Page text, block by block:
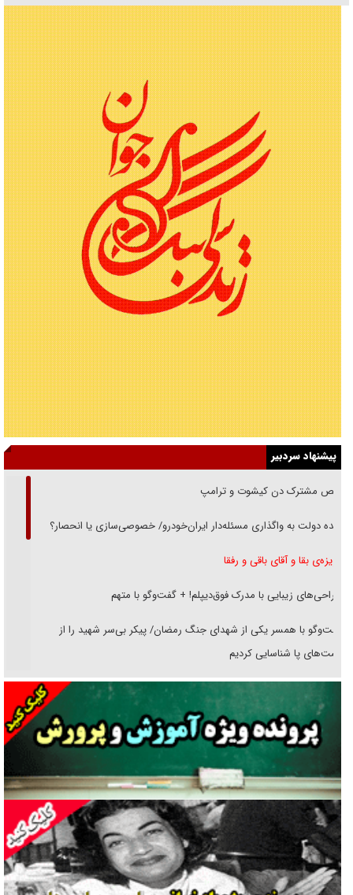
پیشنهاد سردبیر
رقص مشترک دن کیشوت و ترامپ
دنده دولت به واگذاری مسئله‌دار ایران‌خودرو/ خصوصی‌سازی یا انحصار؟
غریزه‌ی بقا و آقای باقی و رفقا
جراحی‌های زیبایی با مدرک فوق‌دیپلم! + گفت‌وگو با متهم
گفت‌وگو با همسر یکی از شهدای جنگ رمضان/ پیکر بی‌سر شهید را از
انگشت‌های پا شناسایی کردیم
نسلی که آنلاین الگو می‌گیرد
گفت‌وگو با آیت‌الله جاودان/ جفای مخالفان مکانت معنوی رهبر شهید را
ارتقا می‌داد
راننده مست به قانون می‌خندد
همه آقای دوربینی شده‌ایم!
قصه ناتمام سرویس مدارس
آیا مقاومت فلسطین خلع‌سلاح می‌شود؟